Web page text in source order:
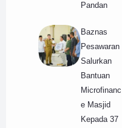
Pandan
Baznas
Pesawaran
Salurkan
Bantuan
Microfinanc
e Masjid
Kepada 37